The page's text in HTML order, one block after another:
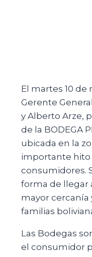
El martes 10 de
Gerente
y Alberto Arze,
de la BODEGA
ubicada en la
importante hito
consumidores.
forma de llegar
mayor cercanía
familias
Las Bodegas
el consumidor